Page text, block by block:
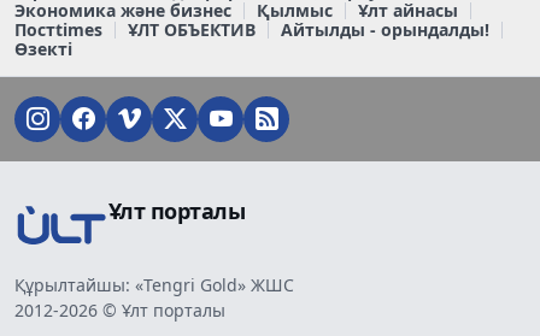
Экономика және бизнес
Қылмыс
Ұлт айнасы
Постtimes
ҰЛТ ОБЪЕКТИВ
Айтылды - орындалды!
Өзекті
Ұлт порталы
Құрылтайшы: «Tengri Gold» ЖШС
2012-2026 © Ұлт порталы